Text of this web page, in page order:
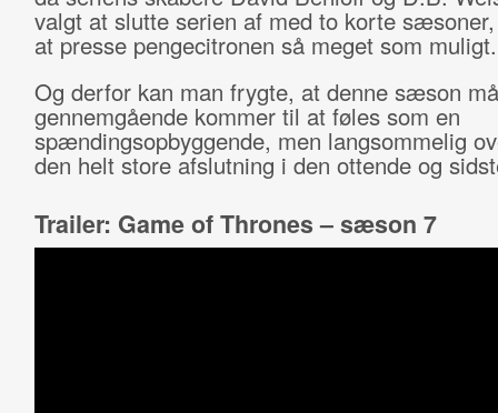
valgt at slutte serien af med to korte
at presse pengecitronen så meget som muligt.
Og derfor kan man frygte, at denne sæson
gennemgående kommer til at føles som en
spændingsopbyggende, men langsommelig
den helt store afslutning i den ottende og
Trailer: Game of Thrones – sæson 7